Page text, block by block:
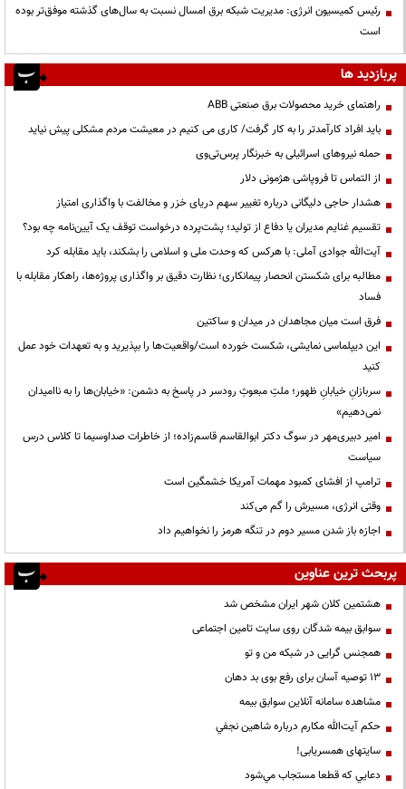
رئیس کمیسیون انرژی: مدیریت شبکه برق امسال نسبت به سال‌های گذشته موفق‌تر بوده
است
پربازدید ها
راهنمای خرید محصولات برق صنعتی ABB
باید افراد کارآمدتر را به کار گرفت/ کاری می کنیم در معیشت مردم مشکلی پیش نیاید
حمله نیروهای اسرائیلی به خبرنگار پرس‌تی‌وی
از التماس تا فروپاشی هژمونی دلار
هشدار حاجی دلیگانی درباره تغییر سهم دریای خزر و مخالفت با واگذاری امتیاز
تقسیم غنایم مدیران یا دفاع از تولید؛ پشت‌پرده درخواست توقف یک آیین‌نامه چه بود؟
آیت‌الله جوادی آملی: با هرکس که وحدت ملی و اسلامی را بشکند، باید مقابله کرد
مطالبه برای شکستن انحصار پیمانکاری؛ نظارت دقیق بر واگذاری پروژه‌ها، راهکار مقابله با
فساد
فرق است میان مجاهدان در میدان و ساکتین
این دیپلماسی نمایشی، شکست خورده است/واقعیت‌ها را بپذیرید و به تعهدات خود عمل
کنید
سربازانِ خیابانِ ظهور؛ ملتِ مبعوثِ رودسر در پاسخ به دشمن: «خیابان‌ها را به ناامیدان
نمی‌دهیم»
امیر دبیری‌مهر در سوگ دکتر ابوالقاسم قاسم‌زاده؛ از خاطرات صداوسیما تا کلاس درس
سیاست
ترامپ از افشای کمبود مهمات آمریکا خشمگین است
وقتی انرژی، مسیرش را گم می‌کند
اجازه باز شدن مسیر دوم در تنگه هرمز را نخواهیم داد
پربحث ترین عناوین
هشتمین کلان شهر ایران مشخص شد
سوابق بیمه شدگان روی سایت تامین اجتماعی
همجنس گرایی در شبکه من و تو
13 توصیه آسان برای رفع بوی بد دهان
مشاهده سامانه آنلاين سوابق بیمه
حكم آيت‌الله مكارم درباره شاهين نجفي
سایتهای همسریابی!
دعايي كه قطعا مستجاب مي‌شود